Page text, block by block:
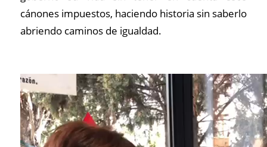
cánones impuestos, haciendo historia sin saberlo
abriendo caminos de igualdad.